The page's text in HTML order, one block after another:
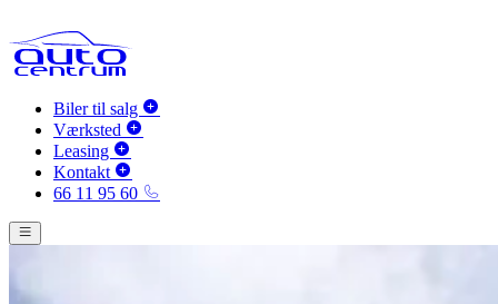
Biler til salg
Værksted
Leasing
Kontakt
66 11 95 60